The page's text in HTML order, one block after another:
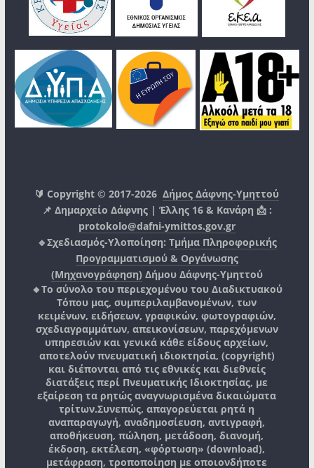
🔰 Copyright © 2017-2026Δήμος Δάφνης-Υμηττού
📌 Δημαρχείο Δάφνης | Έλλης 16 & Κανάρη 📩 :
protokolo@dafni-ymittos.gov.gr
🔹Σχεδιασμός-Υλοποίηση: Τμήμα Πληροφορικής
Προγραμματισμού & Οργάνωσης
(Μηχανογράφηση) Δήμου Δάφνης-Υμηττού
🔸Το σύνολο του περιεχομένου του Διαδικτυακού
Τόπου μας, συμπεριλαμβανομένων, των
κειμένων, ειδήσεων, γραφικών, φωτογραφιών,
σχεδιαγραμμάτων, απεικονίσεων, παρεχόμενων
υπηρεσιών και γενικά κάθε είδους αρχείων,
αποτελούν πνευματική ιδιοκτησία, (copyright)
και διέπονται από τις εθνικές και διεθνείς
διατάξεις περί Πνευματικής Ιδιοκτησίας, με
εξαίρεση τα ρητώς αναγνωρισμένα δικαιώματα
τρίτων.Συνεπώς, απαγορεύεται ρητά η
αναπαραγωγή, αναδημοσίευση, αντιγραφή,
αποθήκευση, πώληση, μετάδοση, διανομή,
έκδοση, εκτέλεση, «φόρτωση» (download),
μετάφραση, τροποποίηση με οποιονδήποτε